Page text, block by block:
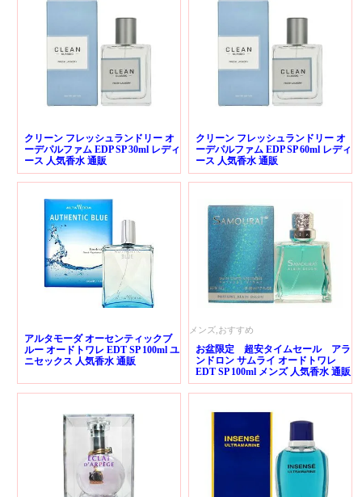
クリーン フレッシュランドリー オ
ーデパルファム EDP SP 30ml レディ
ース 人気香水 通販
クリーン フレッシュランドリー オ
ーデパルファム EDP SP 60ml レディ
ース 人気香水 通販
アルタモーダ オーセンティックブ
ルー オードトワレ EDT SP 100ml ユ
ニセックス 人気香水 通販
メンズ,おすすめ
お盆限定 超安タイムセール アラ
ンドロン サムライ オードトワレ
EDT SP 100ml メンズ 人気香水 通販